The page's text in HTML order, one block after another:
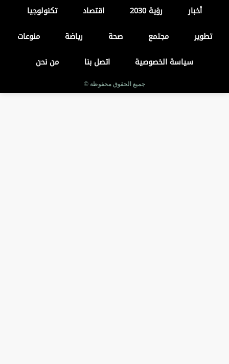
أخبار رؤية 2030 اقتصاد
تكنولوجيا
تطوير
مجتمع صحة رياضة
منوعات
سياسة الخصوصية
اتصل بنا من نحن
جميع الحقوق محفوظة ©